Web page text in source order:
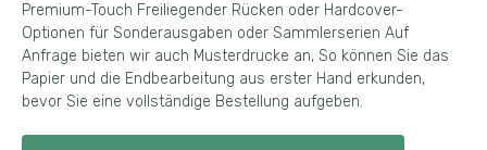
Premium-Touch Freiliegender Rücken oder Hardcover-
Optionen für Sonderausgaben oder Sammlerserien Auf
Anfrage bieten wir auch Musterdrucke an, So können Sie das
Papier und die Endbearbeitung aus erster Hand erkunden,
bevor Sie eine vollständige Bestellung aufgeben.